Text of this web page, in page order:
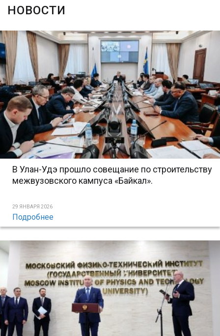
НОВОСТИ
В Улан-Удэ прошло совещание по строительству
межвузовского кампуса «Байкал».
29 ЯНВАРЯ 2026
Подробнее